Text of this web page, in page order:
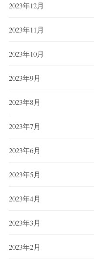
2023年12月
2023年11月
2023年10月
2023年9月
2023年8月
2023年7月
2023年6月
2023年5月
2023年4月
2023年3月
2023年2月